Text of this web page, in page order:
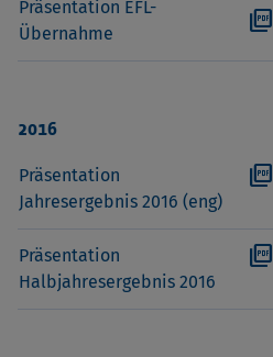
Präsentation EFL-
Übernahme
picture_as_pdf
2016
Präsentation
Jahresergebnis 2016 (eng)
picture_as_pdf
Präsentation
Halbjahresergebnis 2016
picture_as_pdf